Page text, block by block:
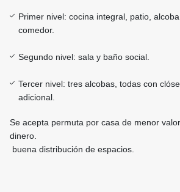
Primer nivel: cocina integral, patio,
comedor.
Segundo nivel: sala y baño social.
Tercer nivel: tres alcobas, todas con
adicional.
Se acepta permuta por casa de menor
dinero.
buena distribución de espacios.